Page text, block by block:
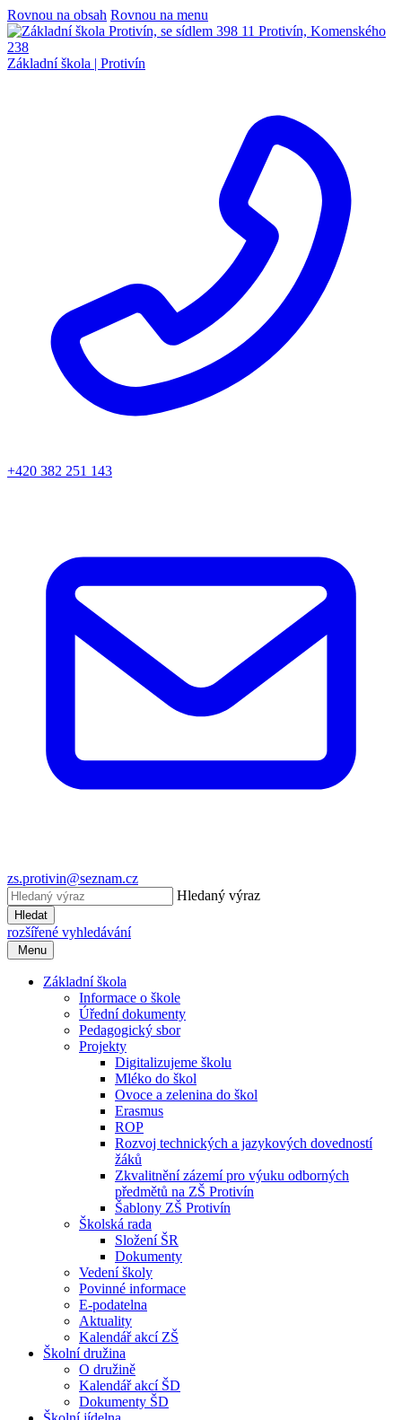
Rovnou na obsah Rovnou na menu
Základní škola | Protivín
+420 382 251 143
zs.protivin@seznam.cz
Hledaný výraz
Hledat
rozšířené vyhledávání
Menu
Základní škola
Informace o škole
Úřední dokumenty
Pedagogický sbor
Projekty
Digitalizujeme školu
Mléko do škol
Ovoce a zelenina do škol
Erasmus
ROP
Rozvoj technických a jazykových dovedností
žáků
Zkvalitnění zázemí pro výuku odborných
předmětů na ZŠ Protivín
Šablony ZŠ Protivín
Školská rada
Složení ŠR
Dokumenty
Vedení školy
Povinné informace
E-podatelna
Aktuality
Kalendář akcí ZŠ
Školní družina
O družině
Kalendář akcí ŠD
Dokumenty ŠD